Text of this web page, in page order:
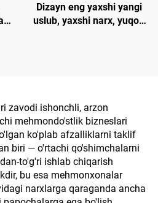
Dizayn eng yaxshi yangi
uslub, yaxshi narx, yuqori
zavodi ishonchli, arzon
mehmondo'stlik bizneslari
ko'plab afzalliklarni taklif
biri — o'rtachi qo'shimchalarni
to'g'ri ishlab chiqarish
bu esa mehmonxonalar
narxlarga qaraganda ancha